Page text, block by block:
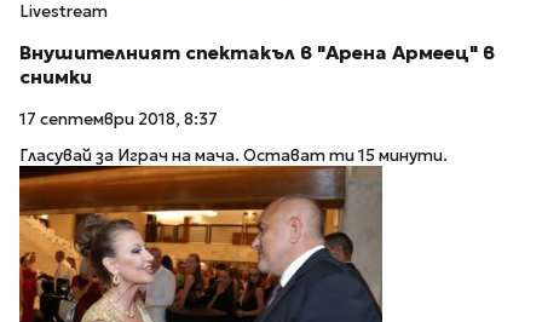
Livestream
Внушителният спектакъл в "Арена Армеец" в
снимки
17 септември 2018, 8:37
Гласувай за Играч на мача. Остават ти 15 минути.